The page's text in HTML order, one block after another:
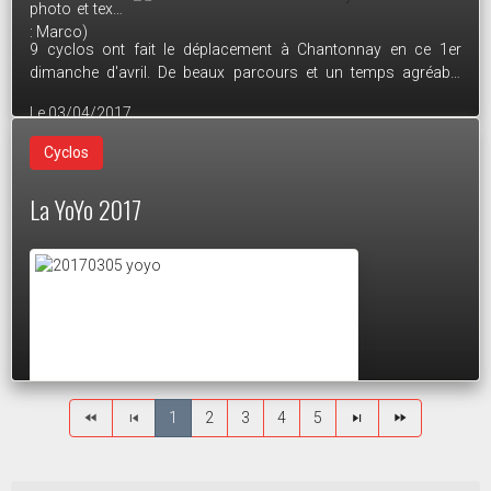
club de La Chataigneraie.
photo et texte
: Marco)
9 cyclos ont fait le déplacement à Chantonnay en ce 1er
dimanche d'avril. De beaux parcours et un temps agréable
verre de rosé étaient appréciés de tous car, accompagnés du
club de Chantonnay, la moyenne a dépassé les 28 pour un
dénivelé de presque 700m.
Le 03/04/2017
Cyclos
La YoYo 2017
1 2 3 4 5